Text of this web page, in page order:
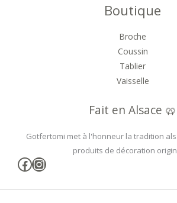
Boutique
Broche
Coussin
Tablier
Vaisselle
Fait en Alsace 🥨
Gotfertomi met à l'honneur la tradition
produits de décoration
Facebook
Instagram